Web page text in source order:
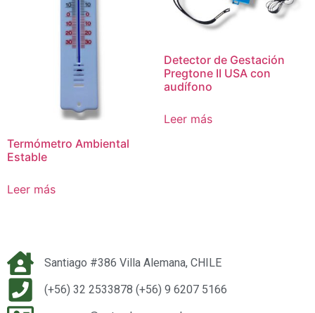
Termómetro Ambiental
Estable
Leer más
Detector de Gestación
Pregtone II USA con
audífono
Leer más
Santiago #386 Villa Alemana, CHILE
(+56) 32 2533878 (+56) 9 6207 5166